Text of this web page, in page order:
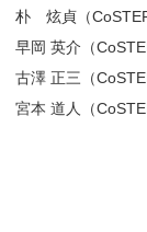
朴 炫貞（CoSTEP
早岡 英介（
古澤 正三（
宮本 道人（